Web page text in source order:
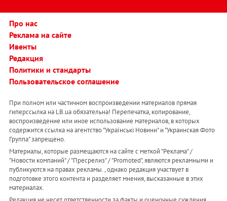
Про нас
Реклама на сайте
Ивенты
Редакция
Политики и стандарты
Пользовательское соглашение
При полном или частичном воспроизведении материалов прямая
гиперссылка на LB.ua обязательна! Перепечатка, копирование,
воспроизведение или иное использование материалов, в которых
содержится ссылка на агентство "Українськi Новини" и "Украинская Фото
Группа" запрещено.
Материалы, которые размещаются на сайте с меткой "Реклама" /
"Новости компаний" / "Пресрелиз" / "Promoted", являются рекламными и
публикуются на правах рекламы. , однако редакция участвует в
подготовке этого контента и разделяет мнения, высказанные в этих
материалах.